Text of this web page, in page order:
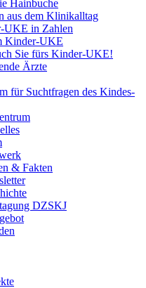
Hainbuche
aus dem Klinikalltag
UKE in Zahlen
Kinder-UKE
Sie fürs Kinder-UKE!
Ärzte
für Suchtfragen des Kindes-
& Fakten
DZSKJ